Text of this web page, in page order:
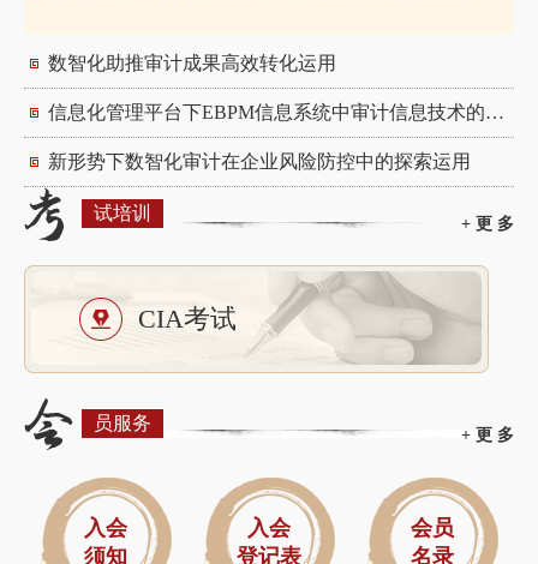
数智化助推审计成果高效转化运用
信息化管理平台下EBPM信息系统中审计信息技术的运用<br>——以某建筑央企为例
新形势下数智化审计在企业风险防控中的探索运用
试培训 + 更 多
CIA考试
员服务
+ 更 多
入会
须知
入会
登记表
会员
名录